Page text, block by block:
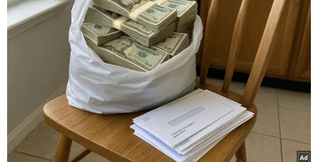
Tiến độ xét nghiệm test nhanh vòng 5 của vùng
đỏ và vùng cam là 49% , trong đó vùng đỏ là
55%, vùng cam là 43%, kết quả xét nghiệm
dương tính là 1,02%./.